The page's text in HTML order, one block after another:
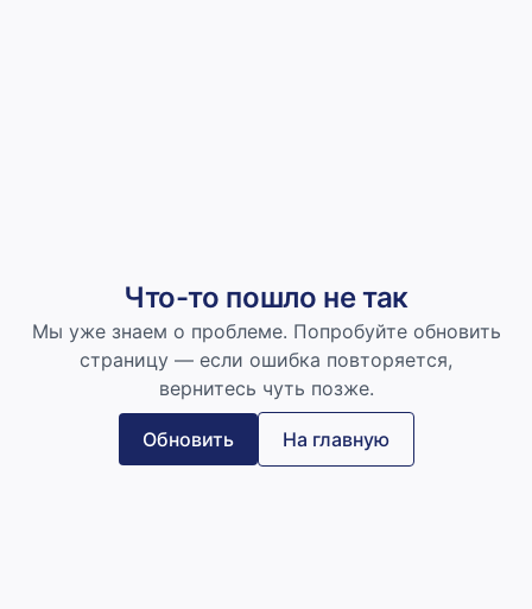
Что-то пошло не так
Мы уже знаем о проблеме. Попробуйте обновить
страницу — если ошибка повторяется,
вернитесь чуть позже.
Обновить На главную